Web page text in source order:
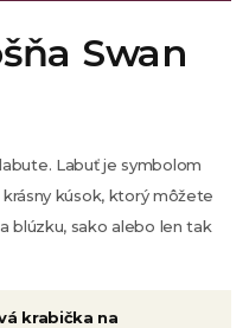
Swan
Labuť je symbolom
kúsok, ktorý môžete
blúzku, sako alebo len tak
krabička na